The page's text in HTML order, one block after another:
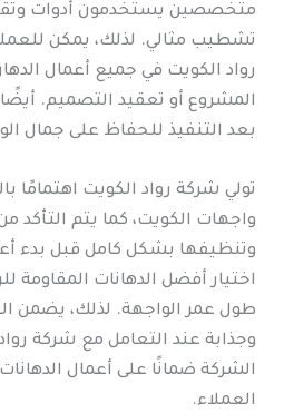
متخصصين يستخدمون أدوات
تشطيب مثالي. لذلك، يمكن
رواد الكويت في جميع أعمال
المشروع أو تعقيد التصميم.
بعد التنفيذ للحفاظ على جمال
تولي شركة رواد الكويت اهتمامًا
واجهات الكويت، كما يتم التأكد
وتنظيفها بشكل كامل قبل بدء
اختيار أفضل الدهانات المقاومة
طول عمر الواجهة. لذلك، يضمن
وجذابة عند التعامل مع شركة
الشركة ضمانًا على أعمال
العملاء.